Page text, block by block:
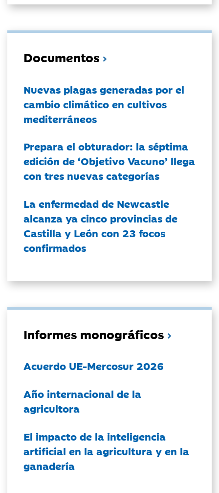
Documentos
Nuevas plagas generadas por el
cambio climático en cultivos
mediterráneos
Prepara el obturador: la séptima
edición de ‘Objetivo Vacuno’ llega
con tres nuevas categorías
La enfermedad de Newcastle
alcanza ya cinco provincias de
Castilla y León con 23 focos
confirmados
Informes monográficos
Acuerdo UE-Mercosur 2026
Año internacional de la
agricultora
El impacto de la inteligencia
artificial en la agricultura y en la
ganadería